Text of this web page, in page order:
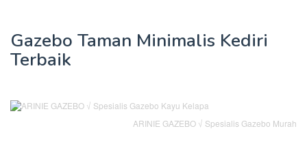
Gazebo Taman Minimalis Kediri
Terbaik
ARINIE GAZEBO √ Spesialis Gazebo Murah